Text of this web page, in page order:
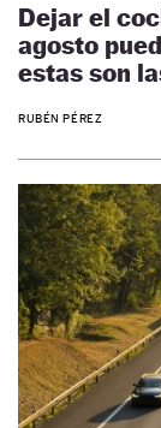
Dejar el
agosto
estas son
RUBÉN PÉREZ